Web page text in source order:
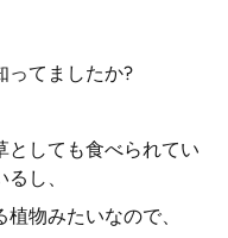
ってましたか?
としても食べられてい
し、
物みたいなので、